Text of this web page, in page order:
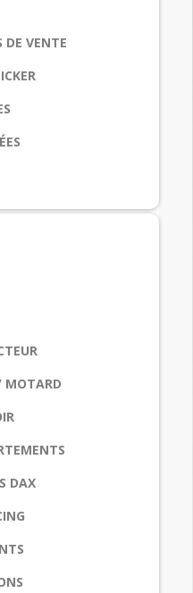
DE VENTE
MOTARD
DAX